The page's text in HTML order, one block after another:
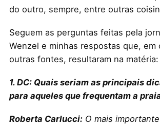
do outro, sempre, entre outras
Seguem as perguntas feitas pela
Wenzel e minhas respostas que, em
outras fontes, resultaram na matéria:
1. DC: Quais seriam as principais
para aqueles que frequentam a
Roberta Carlucci:O mais